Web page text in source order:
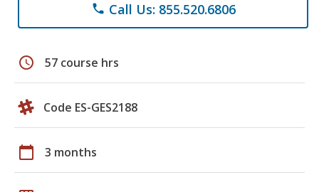
phone Call Us: 855.520.6806
schedule 57 course hrs
Code ES-GES2188
calendar_today 3 months